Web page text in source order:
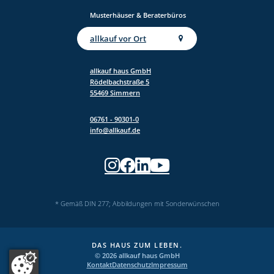
Jetzt kostenlos anfordernMusterhäuser & Beraterbüros
allkauf vor Ort
allkauf haus GmbH
Rödelbachstraße 5
55469 Simmern
06761 - 90301-0
info@allkauf.de
* Gemäß DIN 277; Abbildungen mit Sonderwünschen
DAS HAUS ZUM LEBEN.
© 2026 allkauf haus GmbH
KontaktDatenschutzImpressum